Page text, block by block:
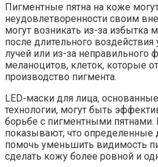
Пигментные пятна на коже
неудовлетворенности своим
могут возникать из-за избытка
после длительного
лучей или из-за неправильного
меланоцитов, клеток, которые
производство пигмента.
LED-маски для лица,
технологии, могут быть
борьбе с пигментными пятнами.
показывают, что определенные
помочь уменьшить видимость
сделать кожу более ровной и